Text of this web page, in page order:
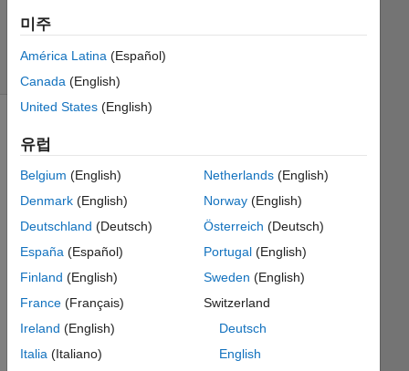
141
solvers
output
the
real
number
미주
América Latina (Español)
Canada (English)
United States (English)
유럽
Belgium (English)
Denmark (English)
Deutschland (Deutsch)
España (Español)
Finland (English)
France (Français)
Ireland (English)
Italia (Italiano)
Netherlands(English)
Norway(English)
Österreich (Deutsch)
Portugal(English)
Sweden (English)
Switzerland
Deutsch
English